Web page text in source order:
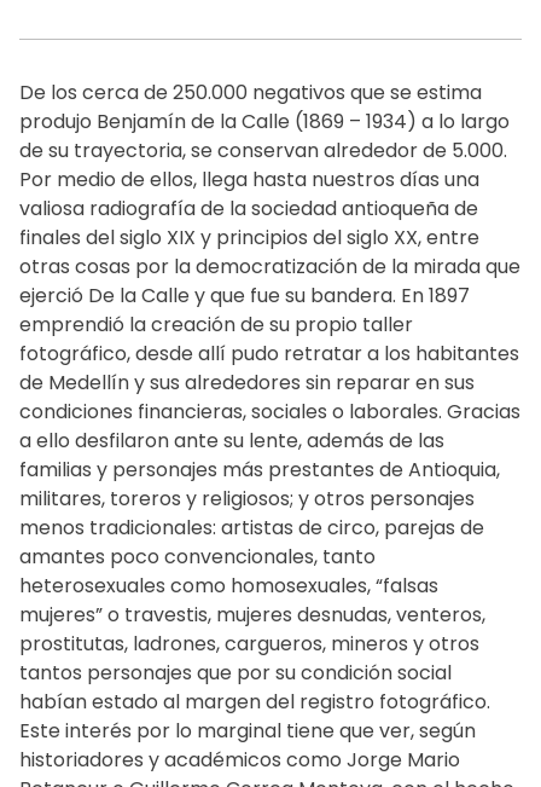
De los cerca de 250.000 negativos que se estima
produjo Benjamín de la Calle (1869 – 1934) a lo largo
de su trayectoria, se conservan alrededor de 5.000.
Por medio de ellos, llega hasta nuestros días una
valiosa radiografía de la sociedad antioqueña de
finales del siglo XIX y principios del siglo XX, entre
otras cosas por la democratización de la mirada que
ejerció De la Calle y que fue su bandera. En 1897
emprendió la creación de su propio taller
fotográfico, desde allí pudo retratar a los habitantes
de Medellín y sus alrededores sin reparar en sus
condiciones financieras, sociales o laborales. Gracias
a ello desfilaron ante su lente, además de las
familias y personajes más prestantes de Antioquia,
militares, toreros y religiosos; y otros personajes
menos tradicionales: artistas de circo, parejas de
amantes poco convencionales, tanto
heterosexuales como homosexuales, “falsas
mujeres” o travestis, mujeres desnudas, venteros,
prostitutas, ladrones, cargueros, mineros y otros
tantos personajes que por su condición social
habían estado al margen del registro fotográfico.
Este interés por lo marginal tiene que ver, según
historiadores y académicos como Jorge Mario